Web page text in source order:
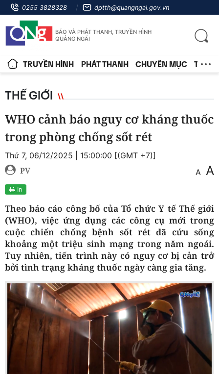
0255 3828328 dptth@quangngai.gov.vn
BÁO VÀ PHÁT THANH, TRUYỀN HÌNH
QUẢNG NGÃI
TRUYỀN HÌNH PHÁT THANH CHUYÊN MỤC TIN
THẾ GIỚI
WHO cảnh báo nguy cơ kháng thuốc
trong phòng chống sốt rét
Thứ 7, 06/12/2025 | 15:00:00 [(GMT +7)]
PV A A
In
Theo báo cáo công bố của Tổ chức Y tế Thế giới
(WHO), việc ứng dụng các công cụ mới trong
cuộc chiến chống bệnh sốt rét đã cứu sống
khoảng một triệu sinh mạng trong năm ngoái.
Tuy nhiên, tiến trình này có nguy cơ bị cản trở
bởi tình trạng kháng thuốc ngày càng gia tăng.